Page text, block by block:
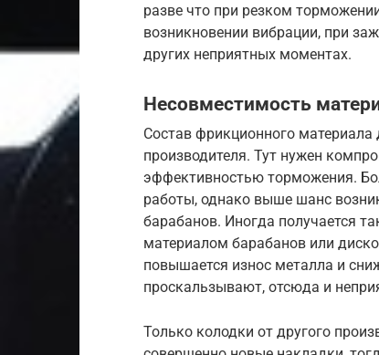
разве что при резком
возникновении вибрации, при
других неприятных моментах.
Несовместимость
Состав фрикционного
производителя. Тут нужен
эффективностью торможения.
работы, однако выше шанс
барабанов. Иногда получается
материалом барабанов или
повышается износ металла и
проскальзывают, отсюда и
Только колодки от другого